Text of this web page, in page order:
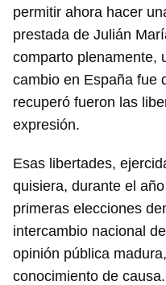
permitir ahora hacer
prestada de Julián
comparto plenamente,
cambio en España fue
recuperó fueron las
expresión.
Esas libertades,
quisiera, durante el
primeras elecciones
intercambio nacional
opinión pública
conocimiento de